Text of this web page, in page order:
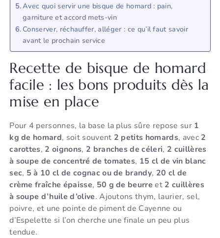
Avec quoi servir une bisque de homard : pain,
garniture et accord mets-vin
Conserver, réchauffer, alléger : ce qu’il faut savoir
avant le prochain service
Recette de bisque de homard
facile : les bons produits dès la
mise en place
Pour 4 personnes, la base la plus sûre repose sur 1
kg de homard, soit souvent 2 petits homards, avec 2
carottes, 2 oignons, 2 branches de céleri, 2 cuillères
à soupe de concentré de tomates, 15 cl de vin blanc
sec, 5 à 10 cl de cognac ou de brandy, 20 cl de
crème fraîche épaisse, 50 g de beurre et 2 cuillères
à soupe d’huile d’olive. Ajoutons thym, laurier, sel,
poivre, et une pointe de piment de Cayenne ou
d’Espelette si l’on cherche une finale un peu plus
tendue.